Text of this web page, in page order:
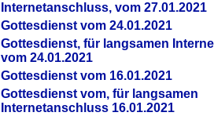
Internetanschluss, vom 27.01.2021
Gottesdienst vom 24.01.2021
Gottesdienst, für langsamen
vom 24.01.2021
Gottesdienst vom 16.01.2021
Gottesdienst vom, für langsamen
Internetanschluss 16.01.2021